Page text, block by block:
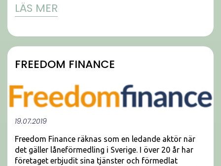
LÄS MER
FREEDOM FINANCE
19.07.2019
Freedom Finance räknas som en ledande aktör när
det gäller låneförmedling i Sverige. I över 20 år har
företaget erbjudit sina tjänster och förmedlat